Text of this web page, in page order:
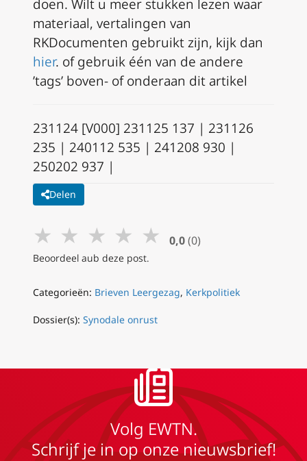
doen. Wilt u meer stukken lezen waar
materiaal, vertalingen van
RKDocumenten gebruikt zijn, kijk dan
hier. of gebruik één van de andere
’tags’ boven- of onderaan dit artikel
231124 [V000] 231125 137 | 231126
235 | 240112 535 | 241208 930 |
250202 937 |
Delen
★ ★ ★ ★ ★ 0,0 (0)
Beoordeel aub deze post.
Categorieën: Brieven Leergezag, Kerkpolitiek
Dossier(s): Synodale onrust
Volg EWTN.
Schrijf je in op onze nieuwsbrief!